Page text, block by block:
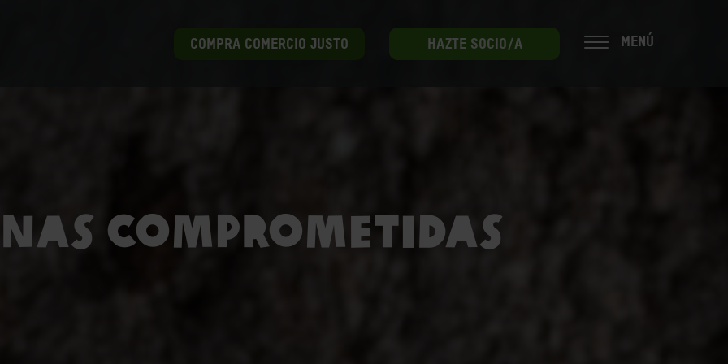
COMPRA COMERCIO JUSTO HAZTE SOCIO/A MENÚ
Comprometidas